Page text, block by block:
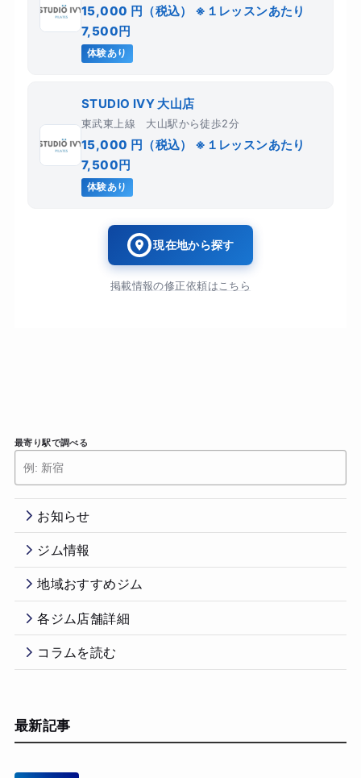
15,000 円（税込） ※１レッスンあたり
7,500円
体験あり
STUDIO IVY 大山店
東武東上線 大山駅から徒歩2分
15,000 円（税込） ※１レッスンあたり
7,500円
体験あり
現在地から探す
掲載情報の修正依頼はこちら
最寄り駅で調べる
お知らせ
ジム情報
地域おすすめジム
各ジム店舗詳細
コラムを読む
最新記事